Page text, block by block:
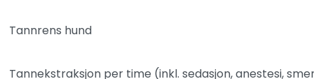
Tannrens hund
Tannekstraksjon per time (inkl. sedasjon, anestesi,